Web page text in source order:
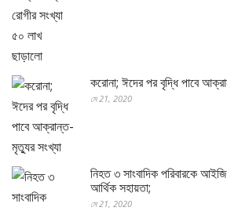
করোনা; ঈদের পর বৃদ্ধি পাবে
মে 21, 2020
নিহত ৩ সাংবাদিক পরিবারকে
আর্থিক সহায়তা;
মে 21, 2020